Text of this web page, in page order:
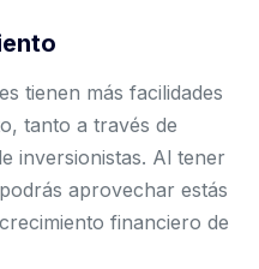
tienen más facilidades
tanto a través de
inversionistas. Al tener
aprovechar estás
financiero de